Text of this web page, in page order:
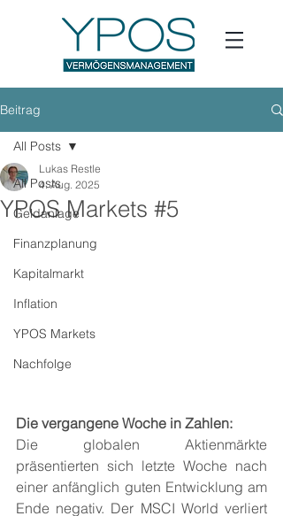
Beitrag
All Posts
Geldanlage
Finanzplanung
Kapitalmarkt
Inflation
YPOS Markets
Nachfolge
All Posts
YPOS Markets #5
Lukas Restle
4. Aug. 2025
Die vergangene Woche in Zahlen:
Die globalen Aktienmärkte
präsentierten sich letzte Woche nach
einer anfänglich guten Entwicklung am
Ende negativ. Der MSCI World verliert